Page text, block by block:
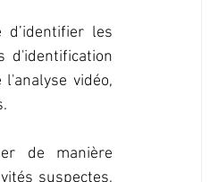
les
d'identification
vidéo,
de manière
suspectes,